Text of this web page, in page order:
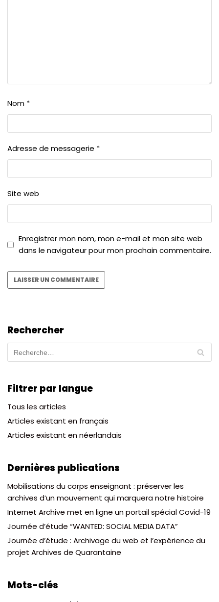
Nom *
Adresse de messagerie *
Site web
Enregistrer mon nom, mon e-mail et mon site web
dans le navigateur pour mon prochain commentaire.
Rechercher
Filtrer par langue
Tous les articles
Articles existant en français
Articles existant en néerlandais
Dernières publications
Mobilisations du corps enseignant : préserver les
archives d’un mouvement qui marquera notre histoire
Internet Archive met en ligne un portail spécial Covid-19
Journée d’étude “WANTED: SOCIAL MEDIA DATA”
Journée d’étude : Archivage du web et l’expérience du
projet Archives de Quarantaine
Mots-clés